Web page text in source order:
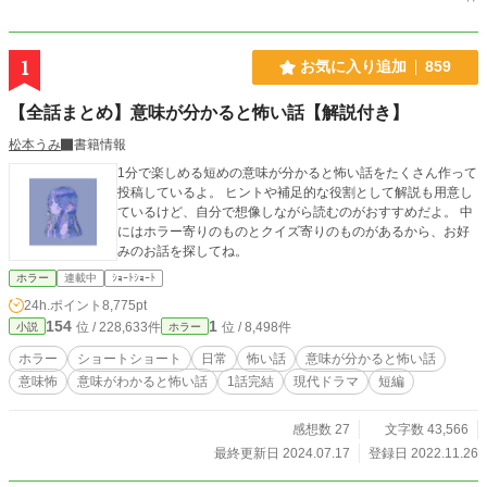
1 お気に入り追加 859
【全話まとめ】意味が分かると怖い話【解説付き】
松本うみ
書籍情報
1分で楽しめる短めの意味が分かると怖い話をたくさん作って
投稿しているよ。 ヒントや補足的な役割として解説も用意し
ているけど、自分で想像しながら読むのがおすすめだよ。 中
にはホラー寄りのものとクイズ寄りのものがあるから、お好
みのお話を探してね。
ホラー 連載中 ｼｮｰﾄｼｮｰﾄ
24h.ポイント 8,775pt
小説 154 位 / 228,633件 ホラー 1 位 / 8,498件
ホラー ショートショート 日常 怖い話
意味が分かると怖い話
意味怖
意味がわかると怖い話 1話完結 現代ドラマ 短編
感想数 27
文字数 43,566
最終更新日 2024.07.17
登録日 2022.11.26